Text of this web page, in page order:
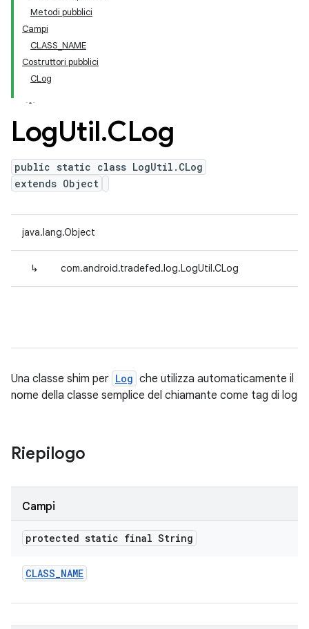
Metodi pubblici
Campi
CLASS_NAME
Costruttori pubblici
CLog
LogUtil.CLog
public static class LogUtil.CLog
extends Object
java.lang.Object
↳ com.android.tradefed.log.LogUtil.CLog
Una classe shim per Log che utilizza automaticamente il
nome della classe semplice del chiamante come tag di log
Riepilogo
Campi
protected static final String
CLASS_NAME